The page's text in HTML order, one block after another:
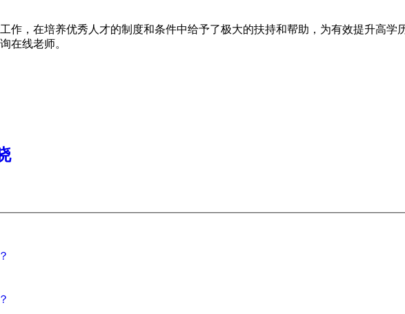
作，在培养优秀人才的制度和条件中给予了极大的扶持和帮助，为有效提升高学
在线老师。